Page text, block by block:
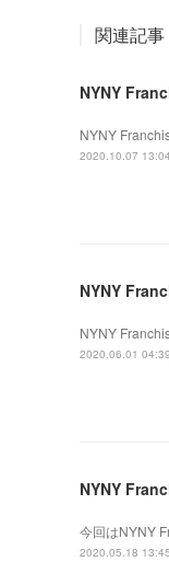
関連記事
NYNY
NYNY
2020.10.07 13:04
NYNY
NYNY
2020.06.01 04:39
NYNY
今回はNYNY
2020.05.18 13:45